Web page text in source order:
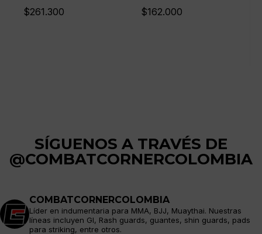
$261.300
$162.000
SÍGUENOS A TRAVÉS DE
@COMBATCORNERCOLOMBIA
COMBATCORNERCOLOMBIA
Líder en indumentaria para MMA, BJJ, Muaythai. Nuestras
líneas incluyen GI, Rash guards, guantes, shin guards, pads
para striking, entre otros.